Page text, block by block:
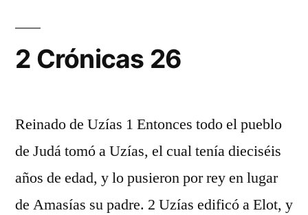
2 Crónicas 26
Reinado de Uzías 1 Entonces todo el pueblo
de Judá tomó a Uzías, el cual tenía dieciséis
años de edad, y lo pusieron por rey en lugar
de Amasías su padre. 2 Uzías edificó a Elot, y